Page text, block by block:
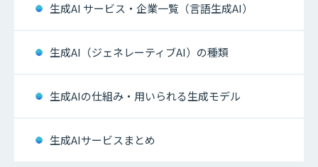
生成AI サービス・企業一覧（言語生成AI）
生成AI（ジェネレーティブAI）の種類
生成AIの仕組み・用いられる生成モデル
生成AIサービスまとめ